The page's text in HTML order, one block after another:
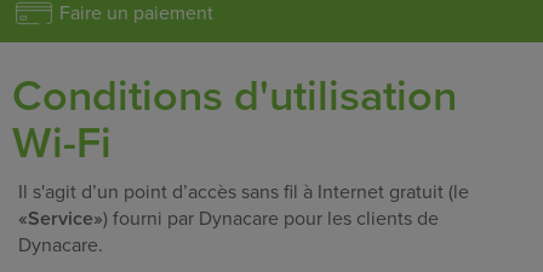
Faire un paiement
Conditions d'utilisation
Wi-Fi
Il s'agit d’un point d’accès sans fil à Internet gratuit (le
«Service») fourni par Dynacare pour les clients de
Dynacare.